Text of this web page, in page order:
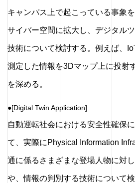
キャンパス上で起こっている事象
サイバー空間に拡大し、デジタル
技術について検討する。例えば、
測定した情報を3Dマップ上に投射
を深める。
●[Digital Twin Application]
自動運転社会における安全性確保
て、実際にPhysical Information
通に係るさまざまな登場人物に対
や、情報の判別する技術について